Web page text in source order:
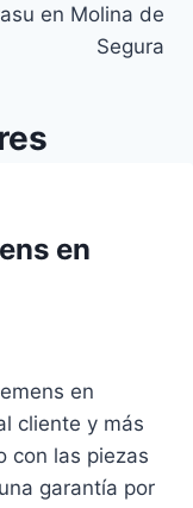
en Molina de
Segura
en
en
cliente y más
con las piezas
garantía por